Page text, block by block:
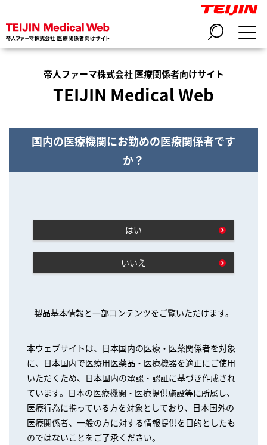
帝人ファーマ株式会社 医療関係者向けサイト
TEIJIN Medical Web
国内の医療機関にお勤めの医療関係者です
か？
はい
いいえ
製品基本情報と一部コンテンツをご覧いただけます。
本ウェブサイトは、日本国内の医療・医薬関係者を対象
に、日本国内で医療用医薬品・医療機器を適正にご使用
いただくため、日本国内の承認・認証に基づき作成され
ています。日本の医療機関・医療提供施設等に所属し、
医療行為に携っている方を対象としており、日本国外の
医療関係者、一般の方に対する情報提供を目的としたも
のではないことをご了承ください。